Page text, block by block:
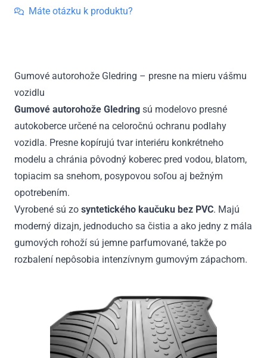
E-
2016
Máte otázku k produktu?
Gumové autorohože Gledring – presne na mieru vášmu
vozidlu
Gumové autorohože Gledring sú modelovo presné
autokoberce určené na celoročnú ochranu podlahy
vozidla. Presne kopírujú tvar interiéru konkrétneho
modelu a chránia pôvodný koberec pred vodou, blatom,
topiacim sa snehom, posypovou soľou aj bežným
opotrebením.
Vyrobené sú zo syntetického kaučuku bez PVC. Majú
moderný dizajn, jednoducho sa čistia a ako jedny z mála
gumových rohoží sú jemne parfumované, takže po
rozbalení nepôsobia intenzívnym gumovým zápachom.